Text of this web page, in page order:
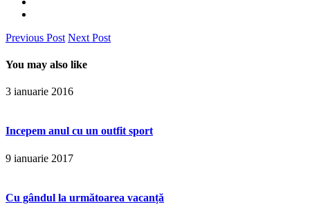
Previous Post Next Post
You may also like
3 ianuarie 2016
Incepem anul cu un outfit sport
9 ianuarie 2017
Cu gândul la următoarea vacanță